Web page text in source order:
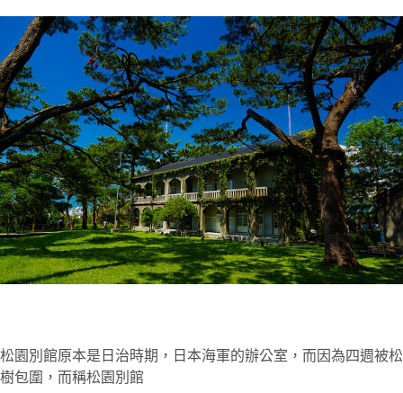
松園別館原本是日治時期，日本海軍的辦公室，而因為四週被松
樹包圍，而稱松園別館